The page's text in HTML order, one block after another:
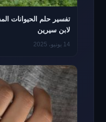
تفسير حلم الحيوانات
لابن سيرين
14 يونيو، 2025